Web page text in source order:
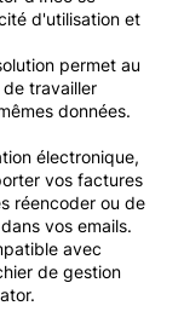
d'utilisation et
permet au
travailler
données.​
électronique,
vos factures
réencoder ou de
vos emails.
avec
de gestion